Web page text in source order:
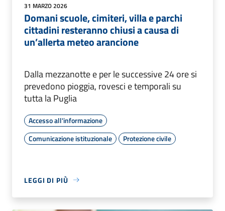
31 MARZO 2026
Domani scuole, cimiteri, villa e parchi
cittadini resteranno chiusi a causa di
un’allerta meteo arancione
Dalla mezzanotte e per le successive 24 ore si
prevedono pioggia, rovesci e temporali su
tutta la Puglia
Accesso all'informazione
Comunicazione istituzionale
Protezione civile
LEGGI DI PIÙ